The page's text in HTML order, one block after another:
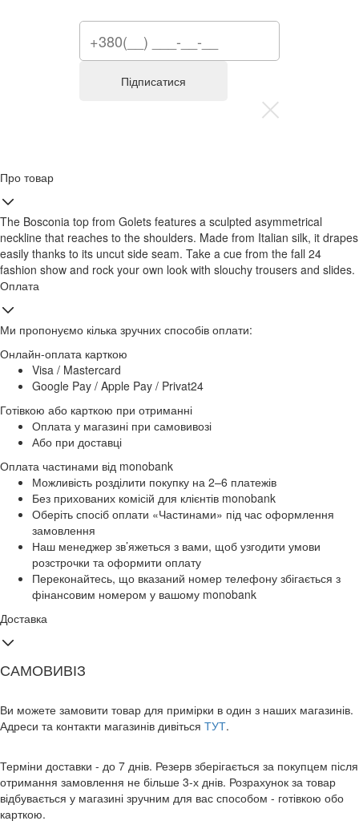
Про товар
The Bosconia top from Golets features a sculpted asymmetrical
neckline that reaches to the shoulders. Made from Italian silk, it drapes
easily thanks to its uncut side seam. Take a cue from the fall 24
fashion show and rock your own look with slouchy trousers and slides.
Оплата
Ми пропонуємо кілька зручних способів оплати:
Онлайн-оплата карткою
Visa / Mastercard
Google Pay / Apple Pay / Privat24
Готівкою або карткою при отриманні
Оплата у магазині при самовивозі
Або при доставці
Оплата частинами від monobank
Можливість розділити покупку на 2–6 платежів
Без прихованих комісій для клієнтів monobank
Оберіть спосіб оплати «Частинами» під час оформлення
замовлення
Наш менеджер зв’яжеться з вами, щоб узгодити умови
розстрочки та оформити оплату
Переконайтесь, що вказаний номер телефону збігається з
фінансовим номером у вашому monobank
Доставка
САМОВИВІЗ
Ви можете замовити товар для примірки в один з наших магазинів.
Адреси та контакти магазинів дивіться ТУТ.
Терміни доставки - до 7 днів. Резерв зберігається за покупцем після
отримання замовлення не більше 3-х днів. Розрахунок за товар
відбувається у магазині зручним для вас способом - готівкою обо
карткою.
Підписатися